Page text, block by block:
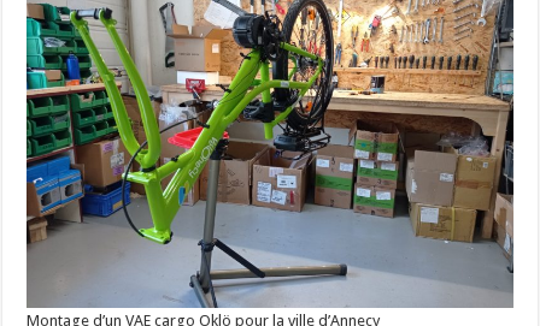
Montage d’un VAE cargo Oklö pour la ville d’Annecy